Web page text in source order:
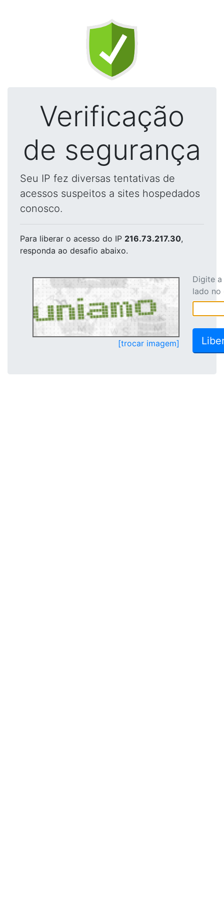
Verificação
de segurança
Seu IP fez diversas tentativas de
acessos suspeitos a sites hospedados
conosco.
Para liberar o acesso do IP 216.73.217.30,
responda ao desafio abaixo.
[trocar imagem]
Digite
lado no